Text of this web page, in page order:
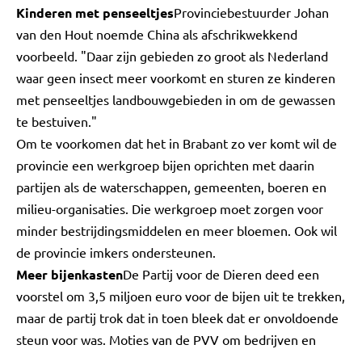
Kinderen met penseeltjesProvinciebestuurder Johan
van den Hout noemde China als afschrikwekkend
voorbeeld. "Daar zijn gebieden zo groot als Nederland
waar geen insect meer voorkomt en sturen ze kinderen
met penseeltjes landbouwgebieden in om de gewassen
te bestuiven."
Om te voorkomen dat het in Brabant zo ver komt wil de
provincie een werkgroep bijen oprichten met daarin
partijen als de waterschappen, gemeenten, boeren en
milieu-organisaties. Die werkgroep moet zorgen voor
minder bestrijdingsmiddelen en meer bloemen. Ook wil
de provincie imkers ondersteunen.
Meer bijenkastenDe Partij voor de Dieren deed een
voorstel om 3,5 miljoen euro voor de bijen uit te trekken,
maar de partij trok dat in toen bleek dat er onvoldoende
steun voor was. Moties van de PVV om bedrijven en